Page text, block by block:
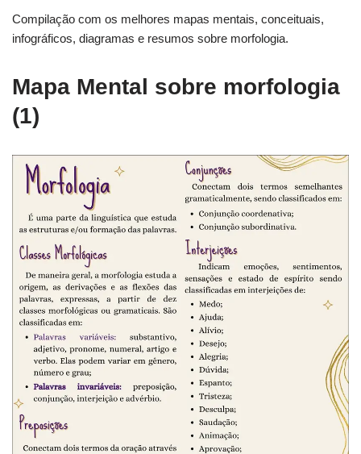
Compilação com os melhores mapas mentais, conceituais,
infográficos, diagramas e resumos sobre morfologia.
Mapa Mental sobre morfologia
(1)